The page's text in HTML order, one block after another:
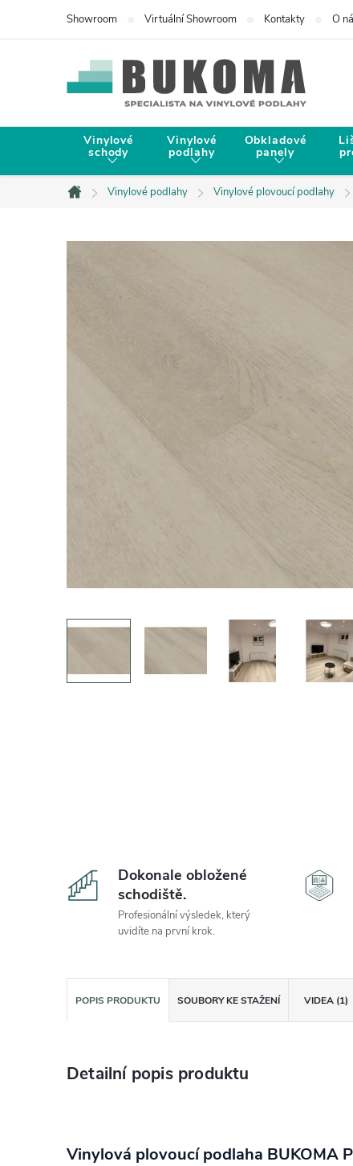
Showroom Virtuální Showroom Kontakty O
Vinylové
schody
Vinylové
podlahy
Obkladové
panely
Domů
Vinylové podlahy Vinylové plovoucí podlahy
Dokonale obložené
schodiště.
Profesionální výsledek, který
uvidíte na první krok.
POPIS PRODUKTU SOUBORY KE STAŽENÍ VIDEA (1)
Detailní popis produktu
Vinylová plovoucí podlaha BUKOMA